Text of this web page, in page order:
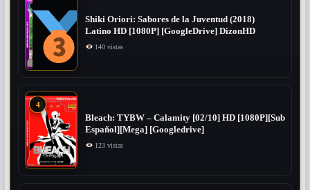
Shiki Oriori: Sabores de la Juventud (2018)
Latino HD [1080P] [GoogleDrive] DizonHD
140 vistas
4
Bleach: TYBW – Calamity [02/10] HD [1080P][Sub
Español][Mega] [Googledrive]
123 vistas